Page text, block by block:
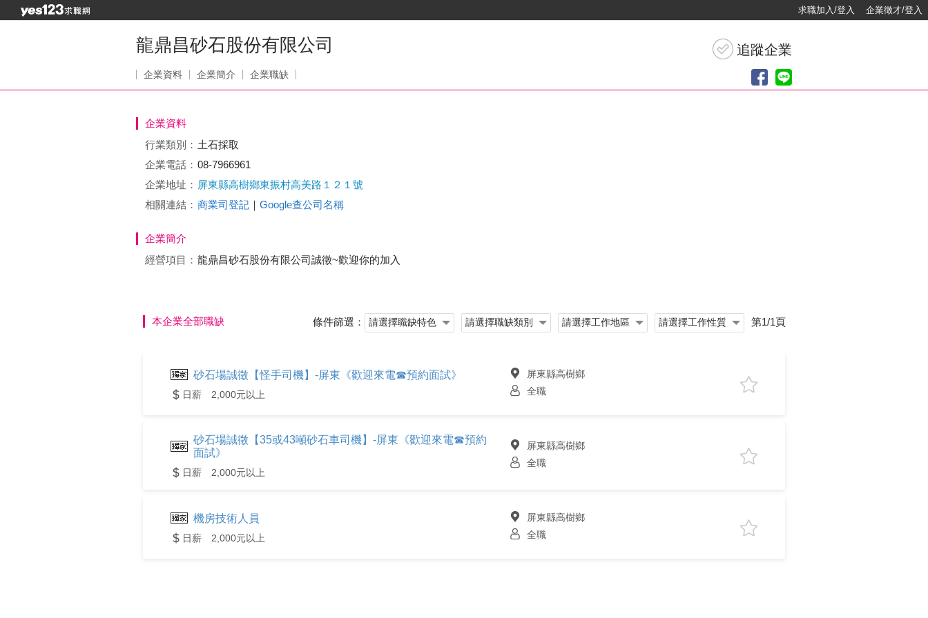
求職加入/登入 企業徵才/登入
龍鼎昌砂石股份有限公司
企業資料 企業簡介 企業職缺
企業資料
行業類別： 土石採取
企業電話： 08-7966961
企業地址： 屏東縣高樹鄉東振村高美路１２１號
相關連結： 商業司登記 ｜ Google查公司名稱
企業簡介
經營項目： 龍鼎昌砂石股份有限公司誠徵~歡迎你的加入
本企業全部職缺 條件篩選： 第1/1頁
砂石場誠徵【怪手司機】-屏東《歡迎來電☎️預約面試》
日薪 2,000元以上
屏東縣高樹鄉
全職
砂石場誠徵【35或43噸砂石車司機】-屏東《歡迎來電☎️預約
面試》
日薪 2,000元以上
屏東縣高樹鄉
全職
機房技術人員
日薪 2,000元以上
屏東縣高樹鄉
全職